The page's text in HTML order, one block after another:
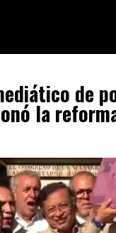
de
la